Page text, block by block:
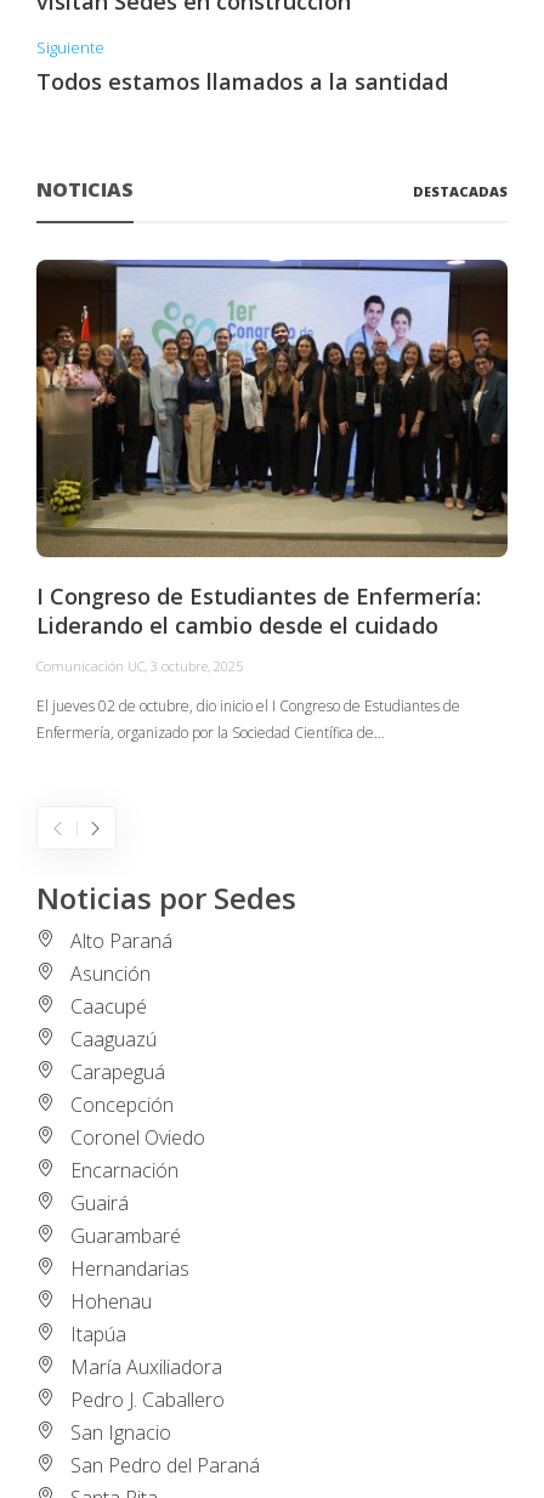
Siguiente
Todos estamos llamados a la santidad
NOTICIAS DESTACADAS
I Congreso de Estudiantes de Enfermería:
Liderando el cambio desde el cuidado
Comunicación UC, 3 octubre, 2025
El jueves 02 de octubre, dio inicio el I Congreso de Estudiantes de
Enfermería, organizado por la Sociedad Científica de…
Noticias por Sedes
Alto Paraná
Asunción
Caacupé
Caaguazú
Carapeguá
Concepción
Coronel Oviedo
Encarnación
Guairá
Guarambaré
Hernandarias
Hohenau
Itapúa
María Auxiliadora
Pedro J. Caballero
San Ignacio
San Pedro del Paraná